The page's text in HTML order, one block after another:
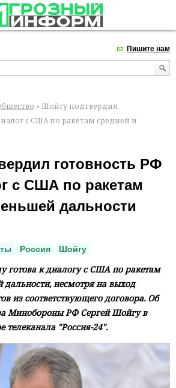
Пишите нам
» Шойгу подтвердил
с США по ракетам средней и
готовность РФ
с США по ракетам
дальности
Россия Шойгу
готова к диалогу с США по ракетам
несмотря на выход
из соответствующего договора. Об
Минобороны РФ Сергей Шойгу в
телеканала "Россия-24".